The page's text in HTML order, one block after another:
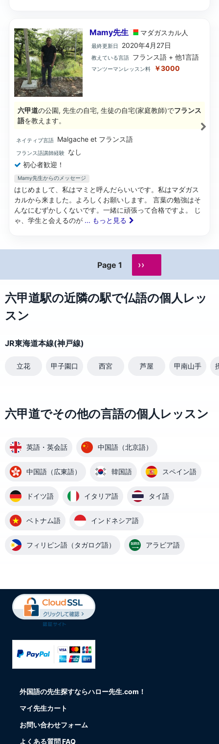
Mamy先生 マダガスカル人
最終更新日 2020年4月27日
教えている言語 フランス語 + 他1言語
マンツーマンレッスン料 ￥3000
六甲道の公園, 先生の自宅, 生徒の自宅(家庭教師)でフランス
語を教えます。
ネイティブ言語 Malgache et フランス語
フランス語講師経験
なし
初心者歓迎！
Mamy先生からのメッセージ
はじめまして、私はマミと呼んだらいいです。私はマダガス
カルから来ました。よろしくお願いします。 言葉の勉強はそ
んなにむずかしくないです。一緒に頑張って合格ですよ。 じ
ゃ、学生と会えるのが ... もっと見る
Page 1 ››
六甲道駅の近隣の駅で仏語の個人レッ
スン
JR東海道本線(神戸線)
立花 甲子園口 西宮 芦屋 甲南山手
六甲道でその他の言語の個人レッスン
英語・英会話 中国語（北京語）
中国語（広東語） 韓国語 スペイン語
ドイツ語 イタリア語 タイ語
ベトナム語 インドネシア語
フィリピン語（タガログ語） アラビア語
外国語の先生探すならハロー先生.com！
マイ先生カート
お問い合わせフォーム
よくある質問 FAQ